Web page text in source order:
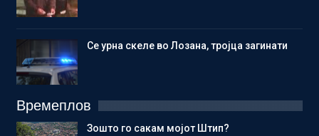
Се урна скеле во Лозана, тројца загинати
Времеплов
Зошто го сакам мојот Штип?